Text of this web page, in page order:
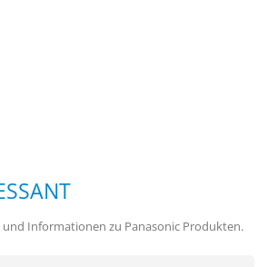
Informationen zu Panasonic Produkten.